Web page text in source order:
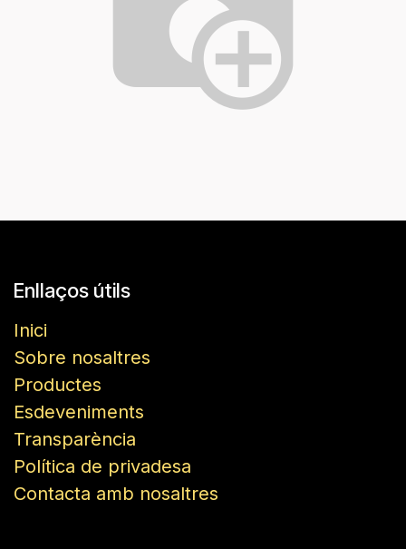
Enllaços útils
Inici
Sobre nosaltres
Productes
Esdeveniments
Transparència
Política de privadesa
Contacta amb nosaltres